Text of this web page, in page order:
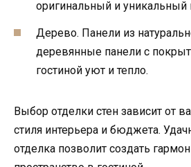
оригинальный и уникальный
Дерево. Панели из
деревянные панели с
гостиной уют и тепло.
Выбор отделки стен зависит от
стиля интерьера и бюджета.
отделка позволит создать